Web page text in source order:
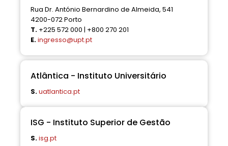
Rua Dr. António Bernardino de Almeida, 541
4200-072 Porto
T. +225 572 000 | +800 270 201
E.ingresso@upt.pt
Atlântica - Instituto Universitário
S.uatlantica.pt
ISG - Instituto Superior de Gestão
S.isg.pt